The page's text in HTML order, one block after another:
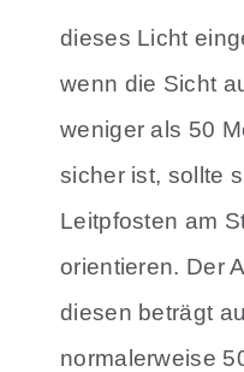
dieses Licht
wenn die Sicht
weniger als 50
sicher ist, sollte
Leitpfosten am
orientieren. Der
diesen beträgt
normalerweise